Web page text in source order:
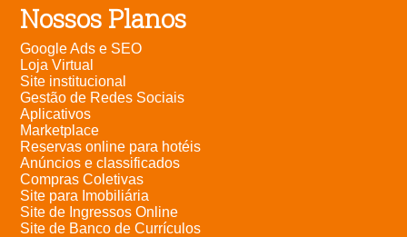
Nossos Planos
Google Ads e SEO
Loja Virtual
Site institucional
Gestão de Redes Sociais
Aplicativos
Marketplace
Reservas online para hotéis
Anúncios e classificados
Compras Coletivas
Site para Imobiliária
Site de Ingressos Online
Site de Banco de Currículos